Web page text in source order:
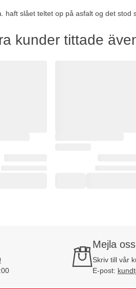
slået teltet op på asfalt og det stod
kunder tittade
Mejla oss
Skriv till vår
E-post: